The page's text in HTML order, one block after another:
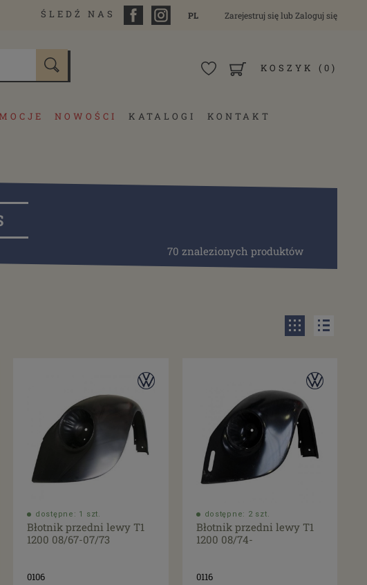
ŚLEDŹ NAS PL Zarejestruj sięlub Zaloguj się
KOSZYK (0)
NOWOŚCI KATALOGI KONTAKT
70 znalezionych produktów
dostępne: 1 szt.
Błotnik przedni lewy T1
1200 08/67-07/73
0106
dostępne: 2 szt.
Błotnik przedni lewy T1
1200 08/74-
0116